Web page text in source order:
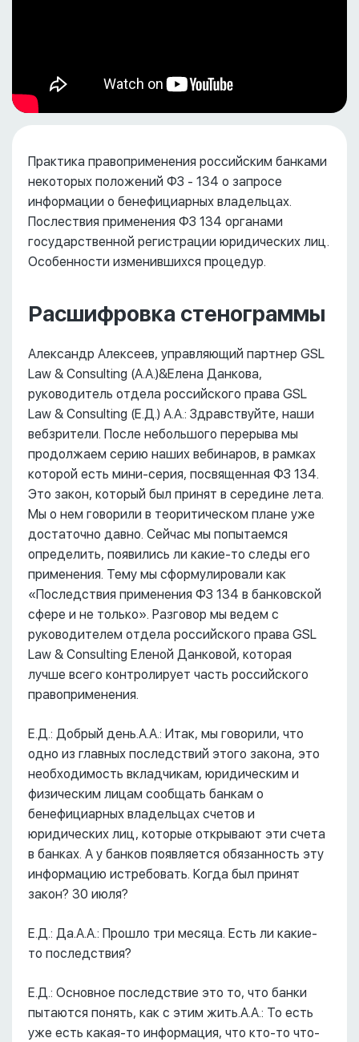
Практика правоприменения российским банками
некоторых положений ФЗ - 134 о запросе
информации о бенефициарных владельцах.
Послествия применения ФЗ 134 органами
государственной регистрации юридических лиц.
Особенности изменившихся процедур.
Расшифровка стенограммы
Александр Алексеев, управляющий партнер GSL
Law & Consulting (А.А.)&Елена Данкова,
руководитель отдела российского права GSL
Law & Consulting (Е.Д.) А.А.: Здравствуйте, наши
вебзрители. После небольшого перерыва мы
продолжаем серию наших вебинаров, в рамках
которой есть мини-серия, посвященная ФЗ 134.
Это закон, который был принят в середине лета.
Мы о нем говорили в теоритическом плане уже
достаточно давно. Сейчас мы попытаемся
определить, появились ли какие-то следы его
применения. Тему мы сформулировали как
«Последствия применения ФЗ 134 в банковской
сфере и не только». Разговор мы ведем с
руководителем отдела российского права GSL
Law & Consulting Еленой Данковой, которая
лучше всего контролирует часть российского
правоприменения.
Е.Д.: Добрый день.А.А.: Итак, мы говорили, что
одно из главных последствий этого закона, это
необходимость вкладчикам, юридическим и
физическим лицам сообщать банкам о
бенефициарных владельцах счетов и
юридических лиц, которые открывают эти счета
в банках. А у банков появляется обязанность эту
информацию истребовать. Когда был принят
закон? 30 июля?
Е.Д.: Да.А.А.: Прошло три месяца. Есть ли какие-
то последствия?
Е.Д.: Основное последствие это то, что банки
пытаются понять, как с этим жить.А.А.: То есть
уже есть какая-то информация, что кто-то что-